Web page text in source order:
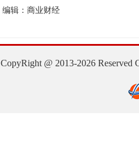
编辑：商业财经
CopyRight @ 2013-2026